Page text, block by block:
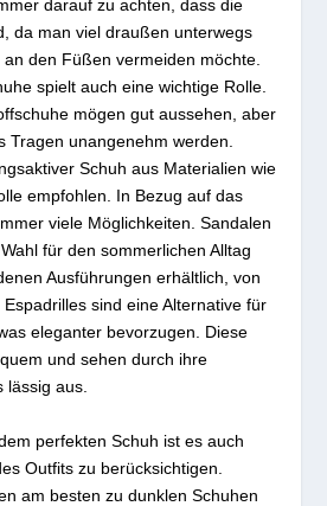
darauf zu achten, dass die
da man viel draußen unterwegs
den Füßen vermeiden möchte.
spielt auch eine wichtige Rolle.
mögen gut aussehen, aber
Tragen unangenehm werden.
Schuh aus Materialien wie
empfohlen. In Bezug auf das
viele Möglichkeiten. Sandalen
für den sommerlichen Alltag
Ausführungen erhältlich, von
sind eine Alternative für
eleganter bevorzugen. Diese
und sehen durch ihre
lässig aus.
perfekten Schuh ist es auch
Outfits zu berücksichtigen.
am besten zu dunklen Schuhen